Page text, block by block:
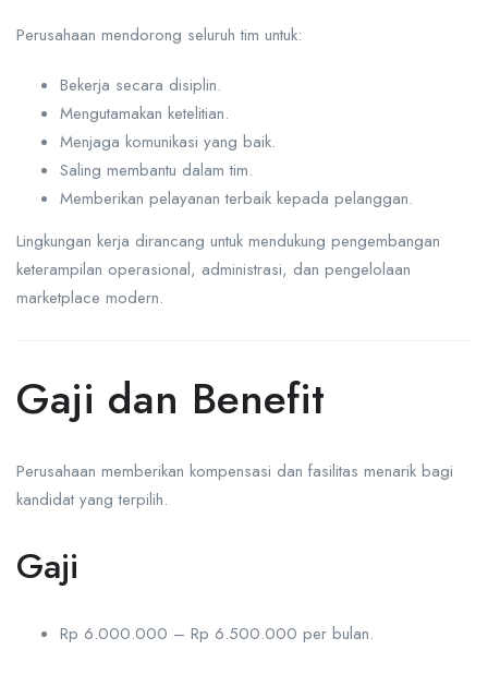
Perusahaan mendorong seluruh tim untuk:
Bekerja secara disiplin.
Mengutamakan ketelitian.
Menjaga komunikasi yang baik.
Saling membantu dalam tim.
Memberikan pelayanan terbaik kepada pelanggan.
Lingkungan kerja dirancang untuk mendukung pengembangan
keterampilan operasional, administrasi, dan pengelolaan
marketplace modern.
Gaji dan Benefit
Perusahaan memberikan kompensasi dan fasilitas menarik bagi
kandidat yang terpilih.
Gaji
Rp 6.000.000 – Rp 6.500.000 per bulan.